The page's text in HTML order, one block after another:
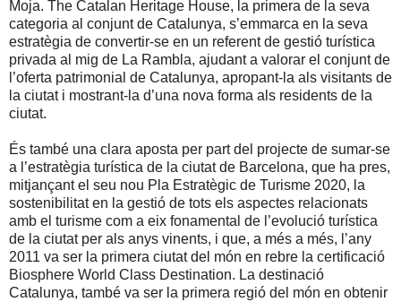
Moja. The Catalan Heritage House, la primera de la seva
categoria al conjunt de Catalunya, s’emmarca en la seva
estratègia de convertir-se en un referent de gestió turística
privada al mig de La Rambla, ajudant a valorar el conjunt de
l’oferta patrimonial de Catalunya, apropant-la als visitants de
la ciutat i mostrant-la d’una nova forma als residents de la
ciutat.
És també una clara aposta per part del projecte de sumar-se
a l’estratègia turística de la ciutat de Barcelona, que ha pres,
mitjançant el seu nou Pla Estratègic de Turisme 2020, la
sostenibilitat en la gestió de tots els aspectes relacionats
amb el turisme com a eix fonamental de l’evolució turística
de la ciutat per als anys vinents, i que, a més a més, l’any
2011 va ser la primera ciutat del món en rebre la certificació
Biosphere World Class Destination. La destinació
Catalunya, també va ser la primera regió del món en obtenir